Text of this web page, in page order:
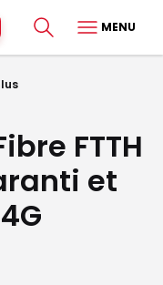
MENU
FTTH
et